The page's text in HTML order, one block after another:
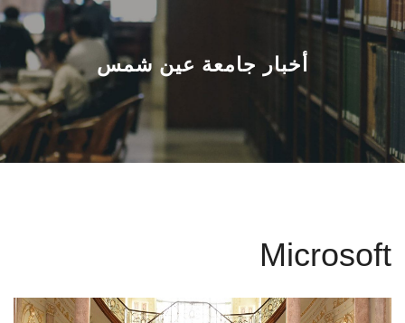
عن الجامعة
القطاعـات
الشئون الأكاديمية
البحث العلمي
الأنظمة الذكية
أخبار جامعة عين شمس
Microsoft